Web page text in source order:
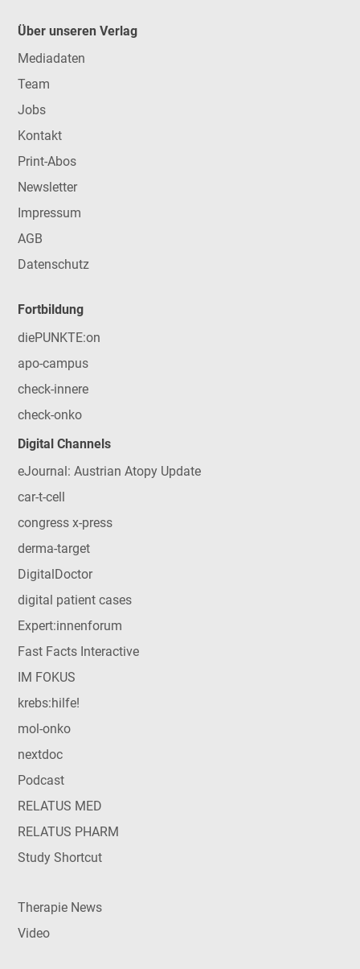
Über unseren Verlag
Mediadaten
Team
Jobs
Kontakt
Print-Abos
Newsletter
Impressum
AGB
Datenschutz
Fortbildung
diePUNKTE:on
apo-campus
check-innere
check-onko
Digital Channels
eJournal: Austrian Atopy Update
car-t-cell
congress x-press
derma-target
DigitalDoctor
digital patient cases
Expert:innenforum
Fast Facts Interactive
IM FOKUS
krebs:hilfe!
mol-onko
nextdoc
Podcast
RELATUS MED
RELATUS PHARM
Study Shortcut
Therapie News
Video